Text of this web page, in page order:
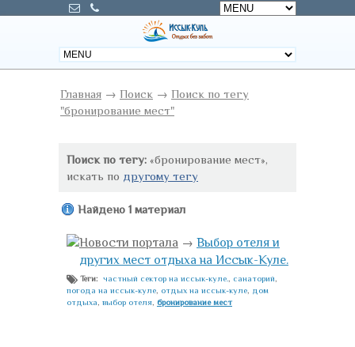
Главная → Поиск → Поиск по тегу
"бронирование мест"
Поиск по тегу: «бронирование мест»,
искать по другому тегу
Найдено 1 материал
Новости портала → Выбор отеля и
других мест отдыха на Иссык-Куле.
Теги: частный сектор на иссык-куле. санаторий
погода на иссык-куле отдых на иссык-куле дом
отдыха выбор отеля бронирование мест